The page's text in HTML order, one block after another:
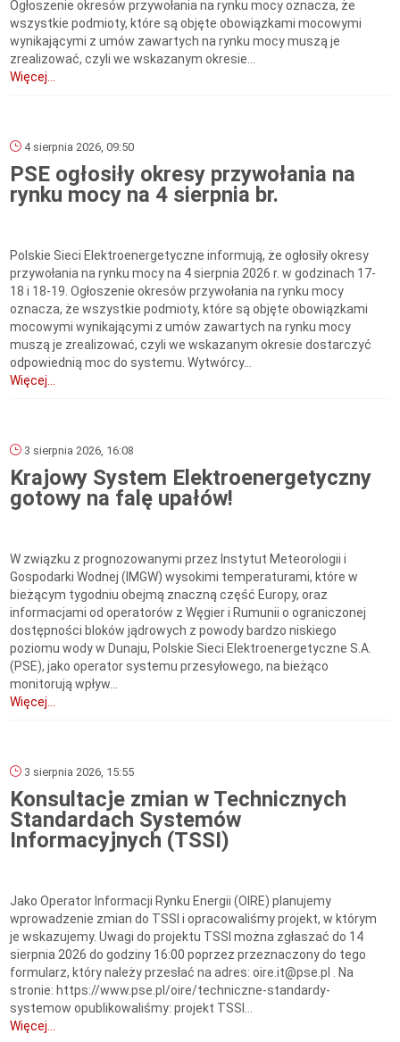
Ogłoszenie okresów przywołania na rynku mocy oznacza, że
wszystkie podmioty, które są objęte obowiązkami mocowymi
wynikającymi z umów zawartych na rynku mocy muszą je
zrealizować, czyli we wskazanym okresie...
Więcej...
4 sierpnia 2026, 09:50
PSE ogłosiły okresy przywołania na
rynku mocy na 4 sierpnia br.
Polskie Sieci Elektroenergetyczne informują, że ogłosiły okresy
przywołania na rynku mocy na 4 sierpnia 2026 r. w godzinach 17-
18 i 18-19. Ogłoszenie okresów przywołania na rynku mocy
oznacza, że wszystkie podmioty, które są objęte obowiązkami
mocowymi wynikającymi z umów zawartych na rynku mocy
muszą je zrealizować, czyli we wskazanym okresie dostarczyć
odpowiednią moc do systemu. Wytwórcy...
Więcej...
3 sierpnia 2026, 16:08
Krajowy System Elektroenergetyczny
gotowy na falę upałów!
W związku z prognozowanymi przez Instytut Meteorologii i
Gospodarki Wodnej (IMGW) wysokimi temperaturami, które w
bieżącym tygodniu obejmą znaczną część Europy, oraz
informacjami od operatorów z Węgier i Rumunii o ograniczonej
dostępności bloków jądrowych z powody bardzo niskiego
poziomu wody w Dunaju, Polskie Sieci Elektroenergetyczne S.A.
(PSE), jako operator systemu przesyłowego, na bieżąco
monitorują wpływ...
Więcej...
3 sierpnia 2026, 15:55
Konsultacje zmian w Technicznych
Standardach Systemów
Informacyjnych (TSSI)
Jako Operator Informacji Rynku Energii (OIRE) planujemy
wprowadzenie zmian do TSSI i opracowaliśmy projekt, w którym
je wskazujemy. Uwagi do projektu TSSI można zgłaszać do 14
sierpnia 2026 do godziny 16:00 poprzez przeznaczony do tego
formularz, który należy przesłać na adres: oire.it@pse.pl . Na
stronie: https://www.pse.pl/oire/techniczne-standardy-
systemow opublikowaliśmy: projekt TSSI...
Więcej...